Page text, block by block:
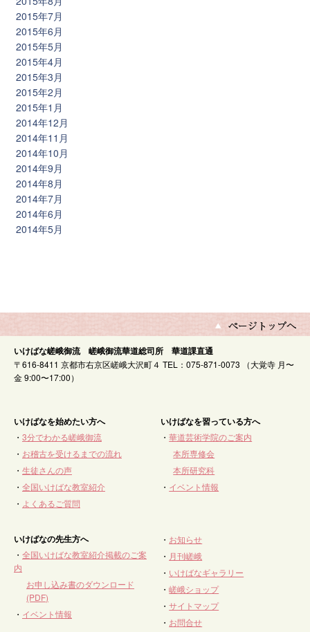
2015年7月
2015年6月
2015年5月
2015年4月
2015年3月
2015年2月
2015年1月
2014年12月
2014年11月
2014年10月
2014年9月
2014年8月
2014年7月
2014年6月
2014年5月
いけばな嵯峨御流 嵯峨御流華道総司所 華道課直通
〒616-8411 京都市右京区嵯峨大沢町４ TEL：075-871-0073 （大覚寺 月〜
金 9:00〜17:00）
いけばなを始めたい方へ
・ 3分でわかる嵯峨御流
・ お稽古を受けるまでの流れ
・ 生徒さんの声
・ 全国いけばな教室紹介
・ よくあるご質問
いけばなを習っている方へ
・華道芸術学院のご案内
本所専修会
本所研究科
・ イベント情報
いけばなの先生方へ
・ 全国いけばな教室紹介掲載のご案
内
お申し込み書のダウンロード
(PDF)
・ イベント情報
・ お知らせ
・ 月刊嵯峨
・ いけばなギャラリー
・嵯峨ショップ
・サイトマップ
・ お問合せ